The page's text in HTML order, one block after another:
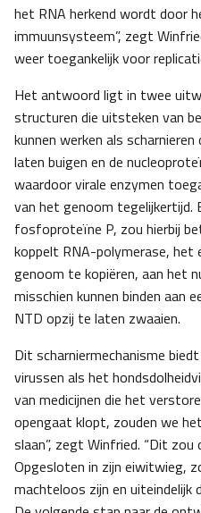
het RNA herkend wordt door
immuunsysteem”, zegt
weer toegankelijk voor
Het antwoord ligt in twee
structuren die uitsteken van
kunnen werken als
laten buigen en de
waardoor virale enzymen
van het genoom tegelijkertijd.
fosfoproteïne P, zou hierbij
koppelt RNA-polymerase,
genoom te kopiëren, aan het
misschien kunnen binden aan
NTD opzij te laten zwaaien.
Dit scharniermechanisme
virussen als het
van medicijnen die het
opengaat klopt, zouden we
slaan”, zegt Winfried. “Dit zou
Opgesloten in zijn eiwitwieg,
machteloos zijn en uiteindelijk